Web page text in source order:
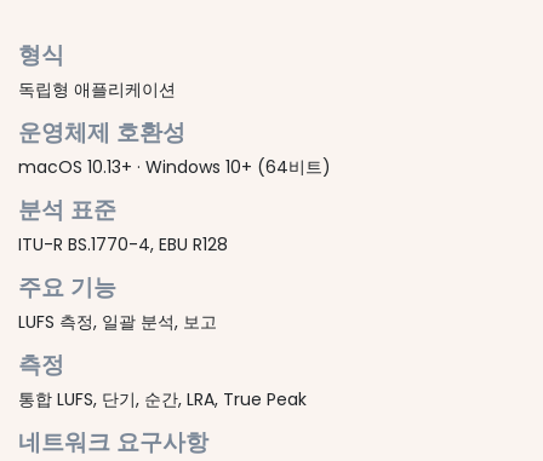
형식
독립형 애플리케이션
운영체제 호환성
macOS 10.13+ · Windows 10+ (64비트)
분석 표준
ITU-R BS.1770-4, EBU R128
주요 기능
LUFS 측정, 일괄 분석, 보고
측정
통합 LUFS, 단기, 순간, LRA, True Peak
네트워크 요구사항